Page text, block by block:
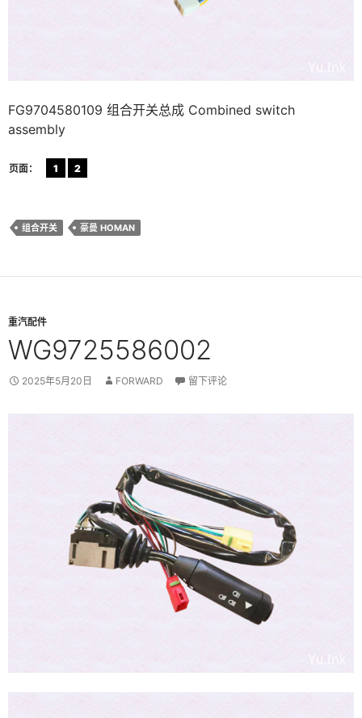
FG9704580109 组合开关总成 Combined switch
assembly
页面： 1 2
组合开关 豪曼 HOMAN
重汽配件
WG9725586002
2025年5月20日 FORWARD 留下评论